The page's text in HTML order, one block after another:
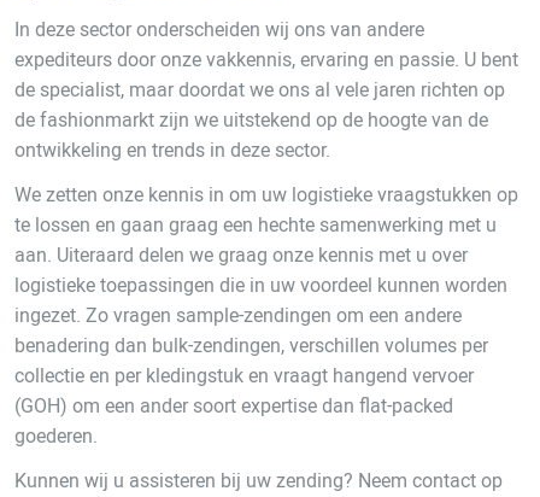
In deze sector onderscheiden wij ons van andere
expediteurs door onze vakkennis, ervaring en passie. U bent
de specialist, maar doordat we ons al vele jaren richten op
de fashionmarkt zijn we uitstekend op de hoogte van de
ontwikkeling en trends in deze sector.
We zetten onze kennis in om uw logistieke vraagstukken op
te lossen en gaan graag een hechte samenwerking met u
aan. Uiteraard delen we graag onze kennis met u over
logistieke toepassingen die in uw voordeel kunnen worden
ingezet. Zo vragen sample-zendingen om een andere
benadering dan bulk-zendingen, verschillen volumes per
collectie en per kledingstuk en vraagt hangend vervoer
(GOH) om een ander soort expertise dan flat-packed
goederen.
Kunnen wij u assisteren bij uw zending? Neem contact op